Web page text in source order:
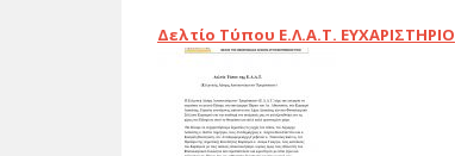
Δελτίο Τύπου Ε.Λ.Α.Τ. ΕΥΧΑΡΙΣΤΗΡΙΟ